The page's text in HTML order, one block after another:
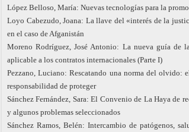
López Belloso, María: Nuevas tecnologías para la
Loyo Cabezudo, Joana: La llave del «interés de la
en el caso de Afganistán
Moreno Rodríguez, José Antonio: La nueva guía de
aplicable a los contratos internacionales (Parte I)
Pezzano, Luciano: Rescatando una norma del
responsabilidad de proteger
Sánchez Fernández, Sara: El Convenio de La Haya de
y algunos problemas seleccionados
Sánchez Ramos, Belén: Intercambio de patógenos,